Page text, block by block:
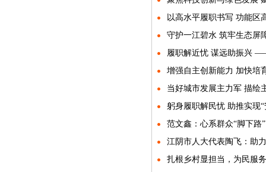
以高水平履职书写 功能
守护一江碧水 筑牢生态
履职解近忧 谋远助振兴
当好城市发展主力军 描
范文鑫：心系群众“脚下路
江阴市人大代表陶飞：助
扎根乡村显担当，为民服